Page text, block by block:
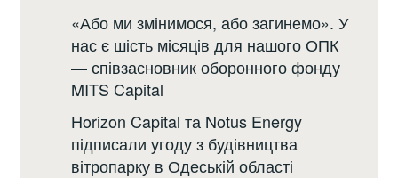
«Або ми змінимося, або загинемо». У
нас є шість місяців для нашого ОПК
— співзасновник оборонного фонду
MITS Capital
Horizon Capital та Notus Energy
підписали угоду з будівництва
вітропарку в Одеській області